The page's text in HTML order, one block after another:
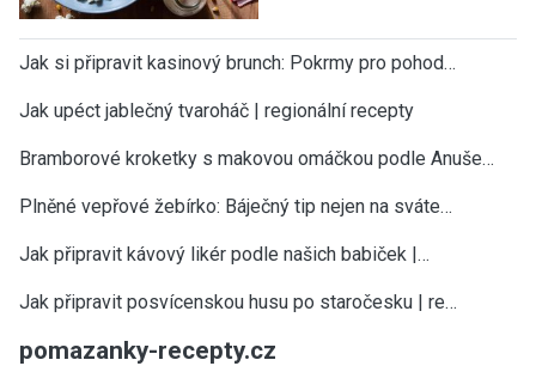
Jak si připravit kasinový brunch: Pokrmy pro pohod…
Jak upéct jablečný tvaroháč | regionální recepty
Bramborové kroketky s makovou omáčkou podle Anuše…
Plněné vepřové žebírko: Báječný tip nejen na sváte…
Jak připravit kávový likér podle našich babiček |…
Jak připravit posvícenskou husu po staročesku | re…
pomazanky-recepty.cz